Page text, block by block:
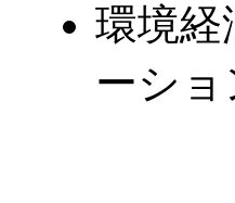
環境経
ーシ